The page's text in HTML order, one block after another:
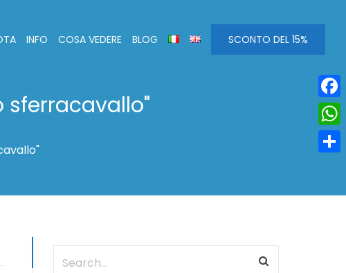
INFO COSA VEDERE BLOG SCONTO DEL 15%
sferracavallo"